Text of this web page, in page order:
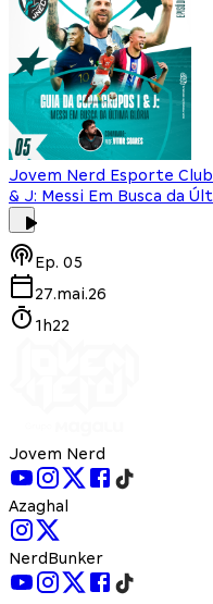
Jovem Nerd Esporte
& J: Messi Em Busca da
Ep. 05
27.mai.26
1h22
Jovem Nerd
Azaghal
NerdBunker